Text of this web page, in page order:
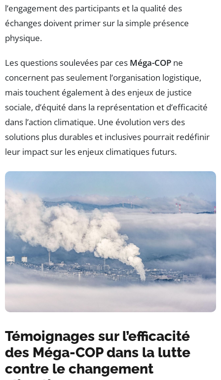
l’engagement des participants et la qualité des
échanges doivent primer sur la simple présence
physique.
Les questions soulevées par ces Méga-COP ne
concernent pas seulement l’organisation logistique,
mais touchent également à des enjeux de justice
sociale, d’équité dans la représentation et d’efficacité
dans l’action climatique. Une évolution vers des
solutions plus durables et inclusives pourrait redéfinir
leur impact sur les enjeux climatiques futurs.
Témoignages sur l’efficacité
des Méga-COP dans la lutte
contre le changement